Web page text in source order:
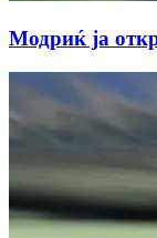
Модриќ ја